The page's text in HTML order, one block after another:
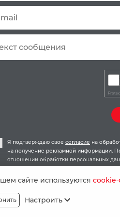
Я подтверждаю свое согласие на
на получение рекламной информации.
отношении обработки персональных
Ипотека Акции и скидки О
Компаний «ЕДИНСТВО» ©
материалы принадлежат ООО
сайте используются
Настроить